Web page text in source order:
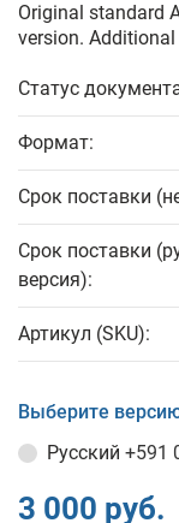
Original standard
version.
Статус
Формат:
Срок поставки
Срок поставки
версия):
Артикул (SKU):
Выберите
Русский +591
3 000 руб.